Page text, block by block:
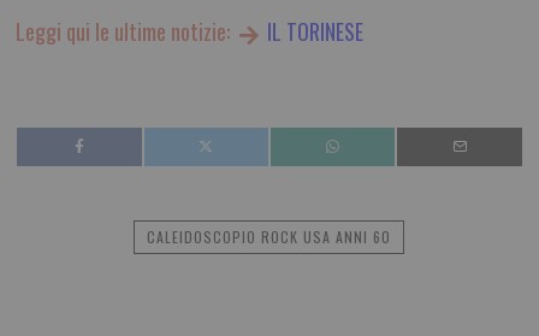
Leggi qui le ultime notizie: IL TORINESE
CALEIDOSCOPIO ROCK USA ANNI 60